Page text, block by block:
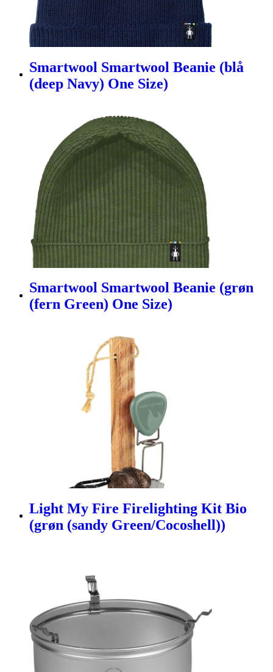
Smartwool Smartwool Beanie (blå
(deep Navy) One Size)
Smartwool Smartwool Beanie (grøn
(fern Green) One Size)
Light My Fire Firelighting Kit Bio
(grøn (sandy Green/Cocoshell))